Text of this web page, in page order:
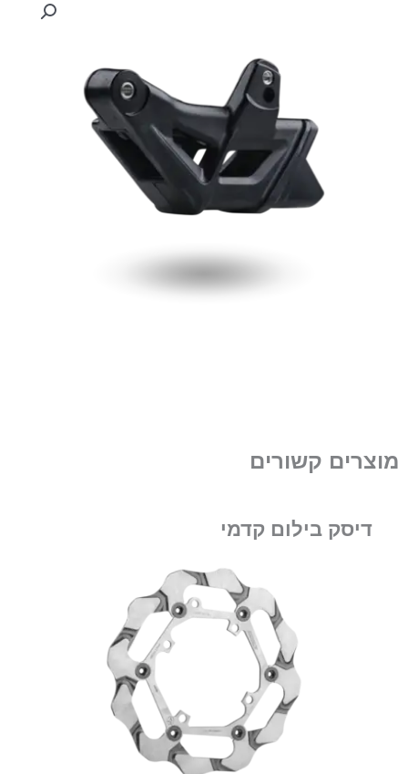
מוצרים קשורים
דיסק בילום קדמי